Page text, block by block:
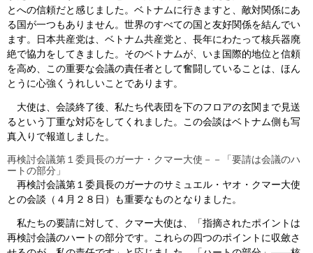
とへの信頼だと感じました。ベトナムに行きますと、敵対関係にあ
る国が一つもありません。世界のすべての国と友好関係を結んでい
ます。日本共産党は、ベトナム共産党と、長年にわたって核兵器廃
絶で協力をしてきました。そのベトナムが、いま国際的地位と信頼
を高め、この重要な会議の責任者として奮闘していることは、ほん
とうに心強くうれしいことであります。
大使は、会談終了後、私たち代表団を下のフロアの玄関まで見送
るという丁重な対応をしてくれました。この会談はベトナム側も写
真入りで報道しました。
再検討会議第１委員長のガーナ・クマー大使－－「要請は会議のハ
ートの部分」
再検討会議第１委員長のガーナのサミュエル・ヤオ・クマー大使
との会談（４月２８日）も重要なものとなりました。
私たちの要請に対して、クマー大使は、「指摘されたポイントは
再検討会議のハートの部分です。これらの四つのポイントに収斂さ